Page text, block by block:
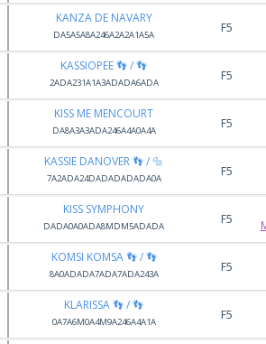
KANZA DE NAVARY
DA5A5A8A246A2A2A1A5A F5
KASSIOPEE 👣 / 👣
2ADA231A1A3ADADA6ADA F5
KISS ME MENCOURT
DA8A3A3ADA246A4A0A4A F5
KASSIE DANOVER 👣 / 🔩
7A2ADA24DADADADADA0A F5
KISS SYMPHONY
DADA0A0ADA8MDM5ADADA F5
KOMSI KOMSA 👣 / 👣
8A0ADADA7ADA7ADA243A F5
KLARISSA 👣 / 👣
0A7A6M0A4M9A246A4A1A F5